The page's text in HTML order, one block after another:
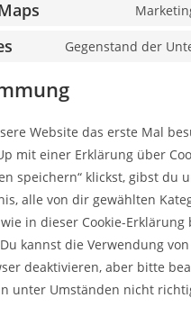
Gegenstand der
Website das erste Mal
mit einer Erklärung über
speichern“ klickst, gibst du
alle von dir gewählten
in dieser Cookie-Erklärung
kannst die Verwendung
deaktivieren, aber bitte
unter Umständen nicht